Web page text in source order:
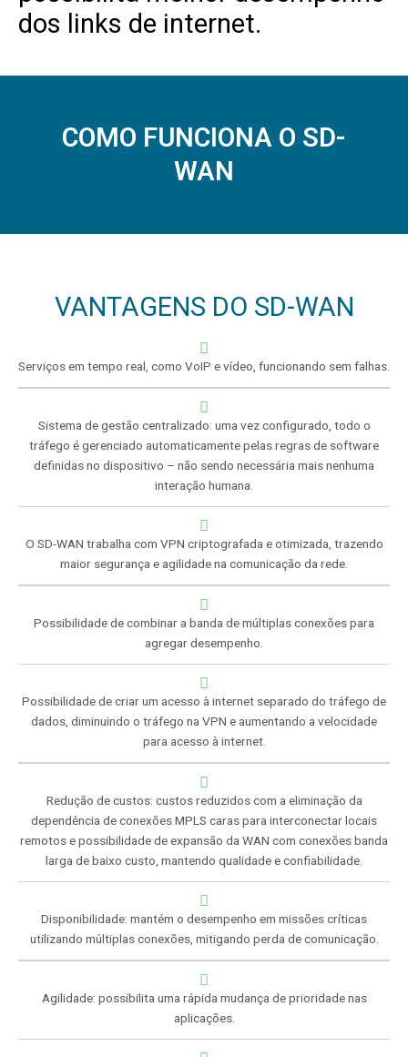
dos links de internet.
COMO FUNCIONA O SD-
WAN
VANTAGENS DO SD-WAN
Serviços em tempo real, como VoIP e vídeo, funcionando sem falhas.
Sistema de gestão centralizado: uma vez configurado, todo o
tráfego é gerenciado automaticamente pelas regras de software
definidas no dispositivo – não sendo necessária mais nenhuma
interação humana.
O SD-WAN trabalha com VPN criptografada e otimizada, trazendo
maior segurança e agilidade na comunicação da rede.
Possibilidade de combinar a banda de múltiplas conexões para
agregar desempenho.
Possibilidade de criar um acesso à internet separado do tráfego de
dados, diminuindo o tráfego na VPN e aumentando a velocidade
para acesso à internet.
Redução de custos: custos reduzidos com a eliminação da
dependência de conexões MPLS caras para interconectar locais
remotos e possibilidade de expansão da WAN com conexões banda
larga de baixo custo, mantendo qualidade e confiabilidade.
Disponibilidade: mantém o desempenho em missões críticas
utilizando múltiplas conexões, mitigando perda de comunicação.
Agilidade: possibilita uma rápida mudança de prioridade nas
aplicações.